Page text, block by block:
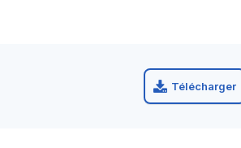
Télécharger